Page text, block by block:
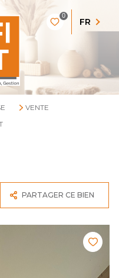
0
FR
VENTE
PARTAGER CE BIEN